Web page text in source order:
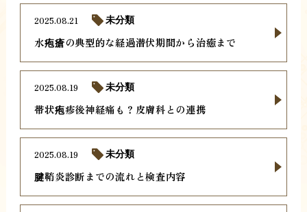
水疱瘡の典型的な経過潜伏期間から治癒まで
2025.08.21 未分類
帯状疱疹後神経痛も？皮膚科との連携
2025.08.19 未分類
腱鞘炎診断までの流れと検査内容
2025.08.19 未分類